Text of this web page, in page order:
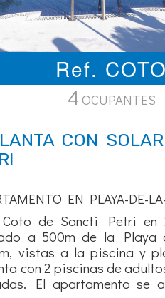
Ref.
4
CON
EN PLAYA-DE-
Coto de Sancti Petri en
a 500m de la Playa
vistas a la piscina y
con 2 piscinas de
El apartamento se